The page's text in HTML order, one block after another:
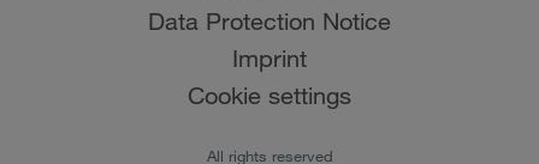
Data Protection Notice
Imprint
Cookie settings
All rights reserved